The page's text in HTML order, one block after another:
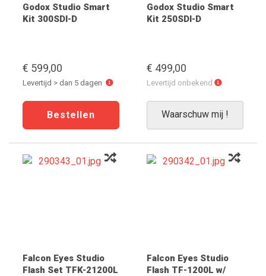
Godox Studio Smart
Kit 300SDI-D
€ 599,00
Levertijd > dan 5 dagen
Levertijd
dan
dagen
Godox Studio Smart
Kit 250SDI-D
€ 499,00
Levertijd onbekend
Levertijd
Waarschuw mij !
Falcon Eyes Studio
Flash Set TFK-21200L
Falcon Eyes Studio
Flash TF-1200L w/